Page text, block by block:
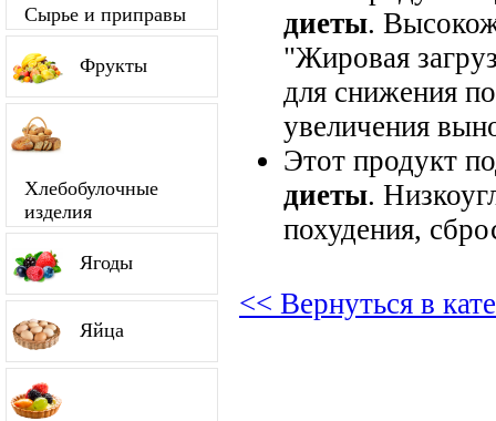
Сырье и приправы
Фрукты
Хлебобулочные
изделия
Ягоды
Яйца
диеты.
"Жировая
для снижения
увеличения
Этот продукт
диеты.
похудения,
<< Вернуться в